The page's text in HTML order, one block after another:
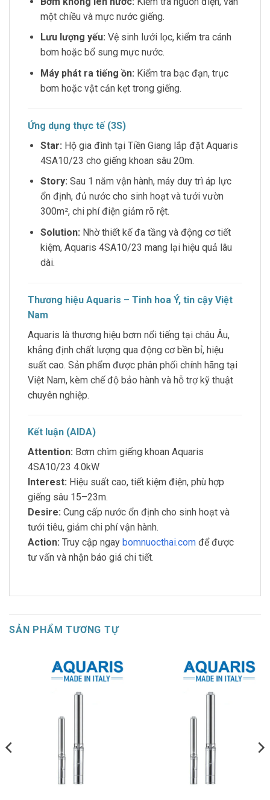
một chiều và mực nước giếng.
Lưu lượng yếu: Vệ sinh lưới lọc, kiểm tra cánh
bơm hoặc bổ sung mực nước.
Máy phát ra tiếng ồn: Kiểm tra bạc đạn, trục
bơm hoặc vật cản kẹt trong giếng.
Ứng dụng thực tế (3S)
Star: Hộ gia đình tại Tiền Giang lắp đặt Aquaris
4SA10/23 cho giếng khoan sâu 20m.
Story: Sau 1 năm vận hành, máy duy trì áp lực
ổn định, đủ nước cho sinh hoạt và tưới vườn
300m², chi phí điện giảm rõ rệt.
Solution: Nhờ thiết kế đa tầng và động cơ tiết
kiệm, Aquaris 4SA10/23 mang lại hiệu quả lâu
dài.
Thương hiệu Aquaris – Tinh hoa Ý, tin cậy Việt
Nam
Aquaris là thương hiệu bơm nổi tiếng tại châu Âu,
khẳng định chất lượng qua động cơ bền bỉ, hiệu
suất cao. Sản phẩm được phân phối chính hãng tại
Việt Nam, kèm chế độ bảo hành và hỗ trợ kỹ thuật
chuyên nghiệp.
Kết luận (AIDA)
Attention: Bơm chìm giếng khoan Aquaris
4SA10/23 4.0kW
Interest: Hiệu suất cao, tiết kiệm điện, phù hợp
giếng sâu 15–23m.
Desire: Cung cấp nước ổn định cho sinh hoạt và
tưới tiêu, giảm chi phí vận hành.
Action: Truy cập ngay bomnuocthai.com để được
tư vấn và nhận báo giá chi tiết.
SẢN PHẨM TƯƠNG TỰ